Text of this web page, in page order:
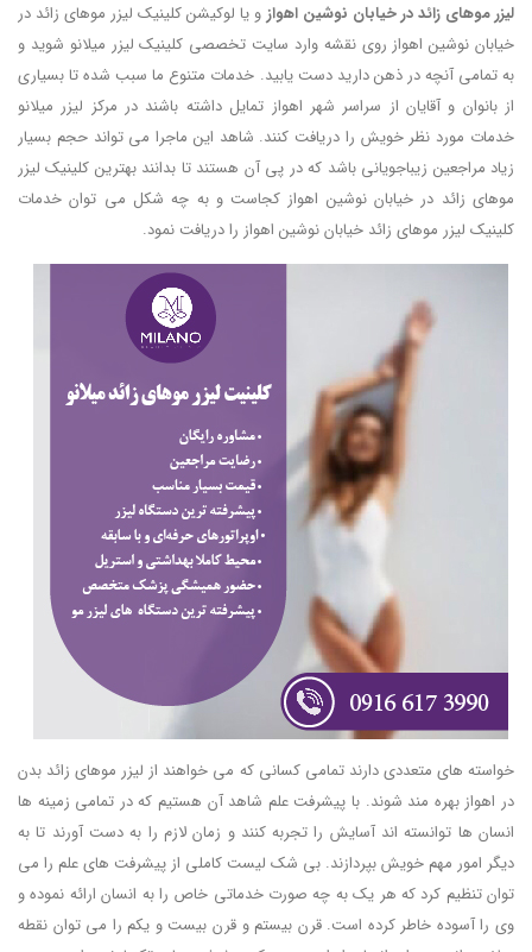
لیزر موهای زائد در خیابان نوشین اهوازو یا لوکیشن کلینیک لیزر موهای زائد در
خیابان نوشین اهواز روی نقشه وارد سایت تخصصی کلینیک لیزر میلانو شوید و
به تمامی آنچه در ذهن دارید دست یابید. خدمات متنوع ما سبب شده تا بسیاری
از بانوان و آقایان از سراسر شهر اهواز تمایل داشته باشند در مرکز لیزر میلانو
خدمات مورد نظر خویش را دریافت کنند. شاهد این ماجرا می تواند حجم بسیار
زیاد مراجعین زیباجویانی باشد که در پی آن هستند تا بدانند بهترین کلینیک لیزر
موهای زائد در خیابان نوشین اهواز کجاست و به چه شکل می توان خدمات
کلینیک لیزر موهای زائد خیابان نوشین اهواز را دریافت نمود.
خواسته های متعددی دارند تمامی کسانی که می خواهند از لیزر موهای زائد بدن
در اهواز بهره مند شوند. با پیشرفت علم شاهد آن هستیم که در تمامی زمینه ها
انسان ها توانسته اند آسایش را تجربه کنند و زمان لازم را به دست آورند تا به
دیگر امور مهم خویش بپردازند. بی شک لیست کاملی از پیشرفت های علم را می
توان تنظیم کرد که هر یک به چه صورت خدماتی خاص را به انسان ارائه نموده و
وی را آسوده خاطر کرده است. قرن بیستم و قرن بیست و یکم را می توان نقطه